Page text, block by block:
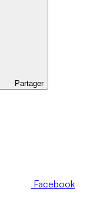
Partager
Facebook